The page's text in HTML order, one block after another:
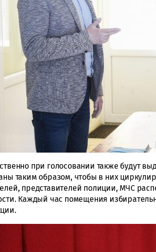
при голосовании также будут
таким образом, чтобы в них
представителей полиции, МЧС
Каждый час помещения